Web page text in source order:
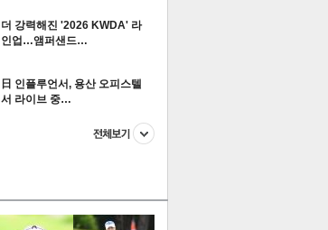
더 강력해진 '2026 KWDA' 라
인업…앰퍼샌드…
日 인플루언서, 용산 오피스텔
서 라이브 중…